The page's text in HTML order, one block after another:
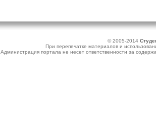
© 2005-2014
При перепечатке материалов и
Администрация портала не несет ответственности за